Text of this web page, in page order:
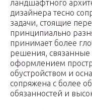
ландшафтного
дизайнера тесно
задачи, стоящие
принципиально
принимает более
решения, связанные
оформлением
обустройством и
сопряжена с более
обязанностей и